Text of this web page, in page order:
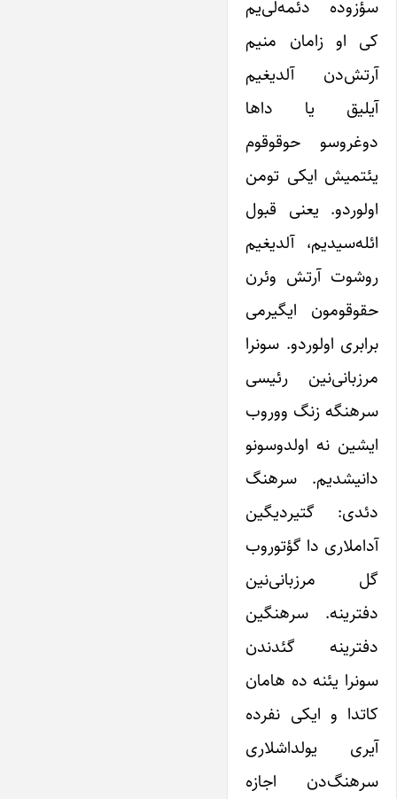
سؤزوده دئمه‌لی‌یم
کی او زامان منیم
آرتش‌دن آلدیغیم
آیلیق یا داها
دوغروسو حوقوقوم
یئتمیش ایکی تومن
اولوردو. یعنی قبول
ائله‌سیدیم، آلدیغیم
روشوت آرتش وئرن
حقوقومون ایگیرمی
برابری اولوردو. سونرا
مرزبانی‌نین رئیسی
سرهنگه زنگ ووروب
ایشین نه اولدوسونو
دانیشدیم. سرهنگ
دئدی: گتیردیگین
آداملاری دا گؤتوروب
گل مرزبانی‌نین
دفترینه. سرهنگین
دفترینه گئدندن
سونرا یئنه ده هامان
کاتدا و ایکی نفرده
آیری یولداشلاری
سرهنگ‌دن اجازه